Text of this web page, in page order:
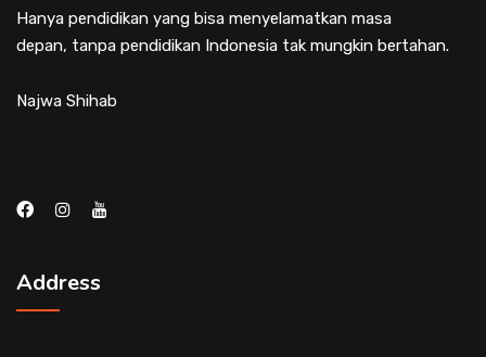
Hanya pendidikan yang bisa menyelamatkan masa
depan, tanpa pendidikan Indonesia tak mungkin bertahan.
Najwa Shihab
Address